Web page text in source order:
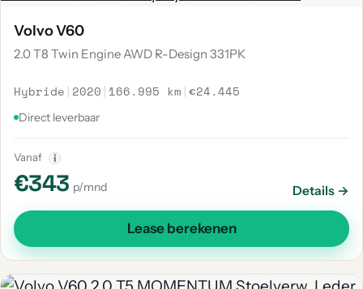
Volvo V60
2.0 T8 Twin Engine AWD R-Design 331PK
Hybride | 2020 | 166.995 km |€24.445
Direct leverbaar
Vanaf i
€343 p/mnd Details →
Lease berekenen